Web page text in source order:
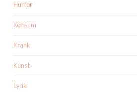
Humor
Konsum
Krank
Kunst
Lyrik